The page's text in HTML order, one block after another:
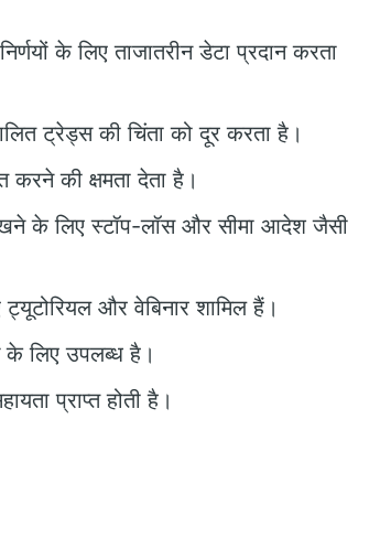
के लिए ताजातरीन डेटा प्रदान करता
ट्रेड्स की चिंता को दूर करता है।
की क्षमता देता है।
के लिए स्टॉप-लॉस और सीमा आदेश जैसी
और वेबिनार शामिल हैं।
के लिए उपलब्ध है।
प्राप्त होती है।